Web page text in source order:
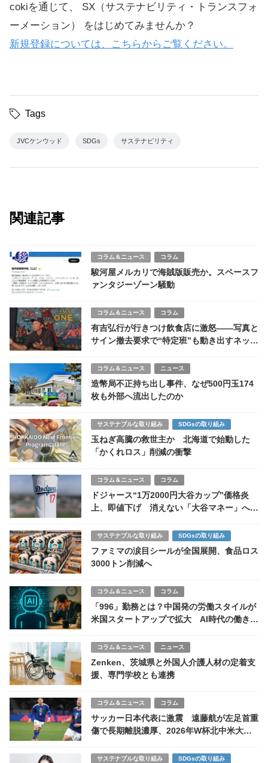
cokiを通じて、 SX（サステナビリティ・トランスフォ
ーメーション） をはじめてみませんか？
新規登録については、こちらからご覧ください。
Tags
JVCケンウッド SDGs サステナビリティ
関連記事
コラム＆ニュース コラム
駿河屋メルカリで海賊版販売か。スペースフ
ァンタジーゾーン騒動
コラム＆ニュース コラム
有吉弘行が行きつけ飲食店に激怒——写真と
サイン撤去要求で“特定班”も動き出すネット
コラム＆ニュース ニュース
造幣局不正持ち出し事件、なぜ500円玉174
枚も外部へ流出したのか
サステナブルな取り組み SDGsの取り組み
玉ねぎ高騰の救世主か 北海道で始動した
「かくれロス」削減の衝撃
コラム＆ニュース コラム
ドジャース“1万2000円大谷カップ”価格炎
上、即値下げ 消えない「大谷マネー」への
サステナブルな取り組み SDGsの取り組み
ファミマの涙目シールが全国展開、食品ロス
3000トン削減へ
コラム＆ニュース コラム
「996」勤務とは？中国発の労働スタイルが
米国スタートアップで拡大 AI時代の働き方
コラム＆ニュース ニュース
Zenken、茨城県と外国人介護人材の定着支
援、専門学校とも連携
コラム＆ニュース コラム
サッカー日本代表に激震 遠藤航が左足首重
傷で長期離脱濃厚、2026年W杯北中米大会
サステナブルな取り組み SDGsの取り組み